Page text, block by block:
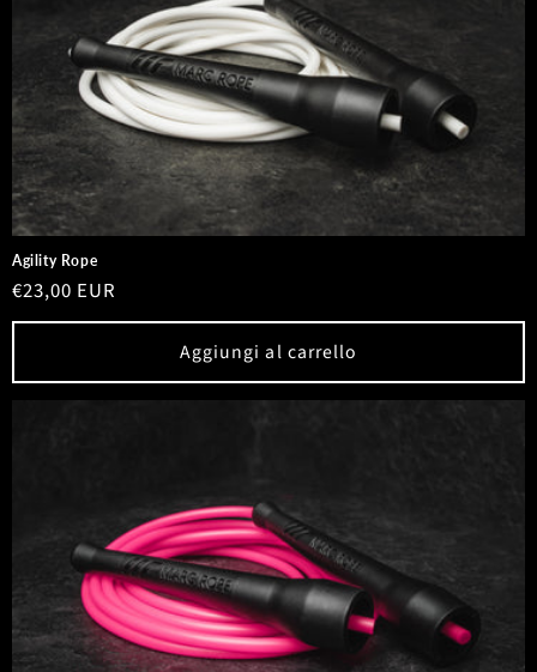
Agility Rope
Prezzo
di
€23,00 EUR
Aggiungi al carrello